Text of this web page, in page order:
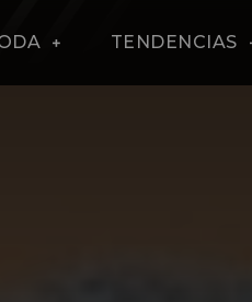
TENDENCIAS